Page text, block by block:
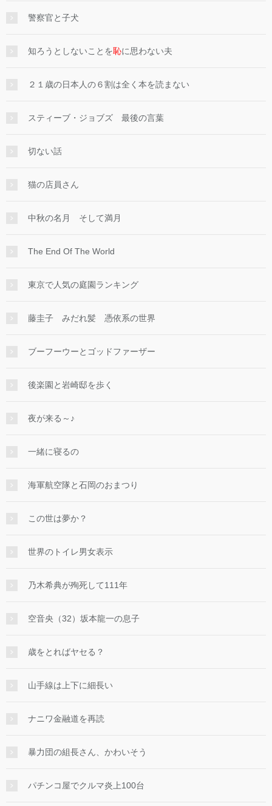
警察官と子犬
知ろうとしないことを恥に思わない夫
２１歳の日本人の６割は全く本を読まない
スティーブ・ジョブズ 最後の言葉
切ない話
猫の店員さん
中秋の名月 そして満月
The End Of The World
東京で人気の庭園ランキング
藤圭子 みだれ髪 憑依系の世界
ブーフーウーとゴッドファーザー
後楽園と岩崎邸を歩く
夜が来る～♪
一緒に寝るの
海軍航空隊と石岡のおまつり
この世は夢か？
世界のトイレ男女表示
乃木希典が殉死して111年
空音央（32）坂本龍一の息子
歳をとればヤセる？
山手線は上下に細長い
ナニワ金融道を再読
暴力団の組長さん、かわいそう
パチンコ屋でクルマ炎上100台